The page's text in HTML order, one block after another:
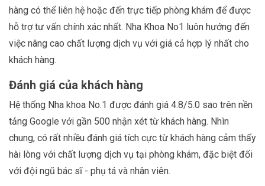
hàng có thể liên hệ hoặc đến trực tiếp phòng khám để được
hỗ trợ tư vấn chính xác nhất. Nha Khoa No1 luôn hướng đến
việc nâng cao chất lượng dịch vụ với giá cả hợp lý nhất cho
khách hàng.
Đánh giá của khách hàng
Hệ thống Nha khoa No.1 được đánh giá 4.8/5.0 sao trên nền
tảng Google với gần 500 nhận xét từ khách hàng. Nhìn
chung, có rất nhiều đánh giá tích cực từ khách hàng cảm thấy
hài lòng với chất lượng dịch vụ tại phòng khám, đặc biệt đối
với đội ngũ bác sĩ - phụ tá và nhân viên.